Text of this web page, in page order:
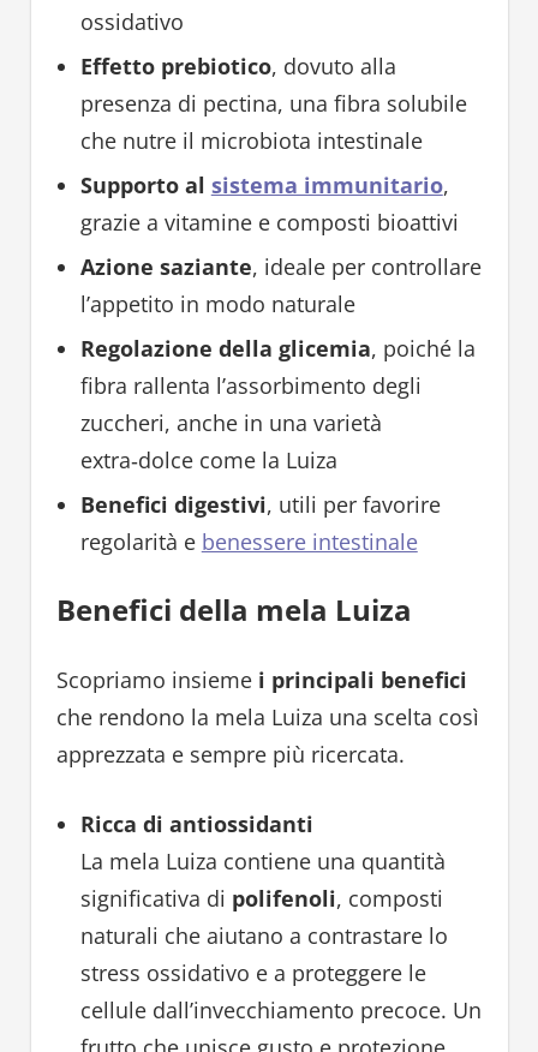
ossidativo
Effetto prebiotico, dovuto alla
presenza di pectina, una fibra solubile
che nutre il microbiota intestinale
Supporto al sistema immunitario,
grazie a vitamine e composti bioattivi
Azione saziante, ideale per controllare
l’appetito in modo naturale
Regolazione della glicemia, poiché la
fibra rallenta l’assorbimento degli
zuccheri, anche in una varietà
extra‑dolce come la Luiza
Benefici digestivi, utili per favorire
regolarità e benessere intestinale
Benefici della mela Luiza
Scopriamo insiemei principali benefici
che rendono la mela Luiza una scelta così
apprezzata e sempre più ricercata.
Ricca di antiossidanti
La mela Luiza contiene una quantità
significativa di polifenoli, composti
naturali che aiutano a contrastare lo
stress ossidativo e a proteggere le
cellule dall’invecchiamento precoce. Un